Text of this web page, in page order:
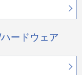
ードウェア